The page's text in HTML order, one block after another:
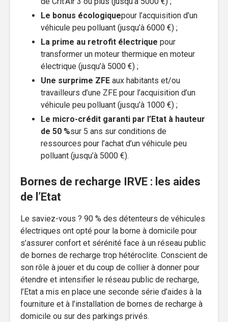
Le bonus écologiquepour l’acquisition d’un
véhicule peu polluant (jusqu’à 6000 €) ;
La prime au retrofit électrique pour
transformer un moteur thermique en moteur
électrique (jusqu’à 5000 €) ;
Une surprime ZFE aux habitants et/ou
travailleurs d’une ZFE pour l’acquisition d’un
véhicule peu polluant (jusqu’à 1000 €) ;
Le micro-crédit garanti par l’Etat à hauteur
de 50 %sur 5 ans sur conditions de
ressources pour l’achat d’un véhicule peu
polluant (jusqu’à 5000 €).
Bornes de recharge IRVE : les aides
de l’Etat
Le saviez-vous ? 90 % des détenteurs de véhicules
électriques ont opté pour la borne à domicile pour
s’assurer confort et sérénité face à un réseau public
de bornes de recharge trop hétéroclite. Conscient de
son rôle à jouer et du coup de collier à donner pour
étendre et intensifier le réseau public de recharge,
l’Etat a mis en place une seconde série d’aides à la
fourniture et à l’installation de bornes de recharge à
domicile ou sur des parkings privés.